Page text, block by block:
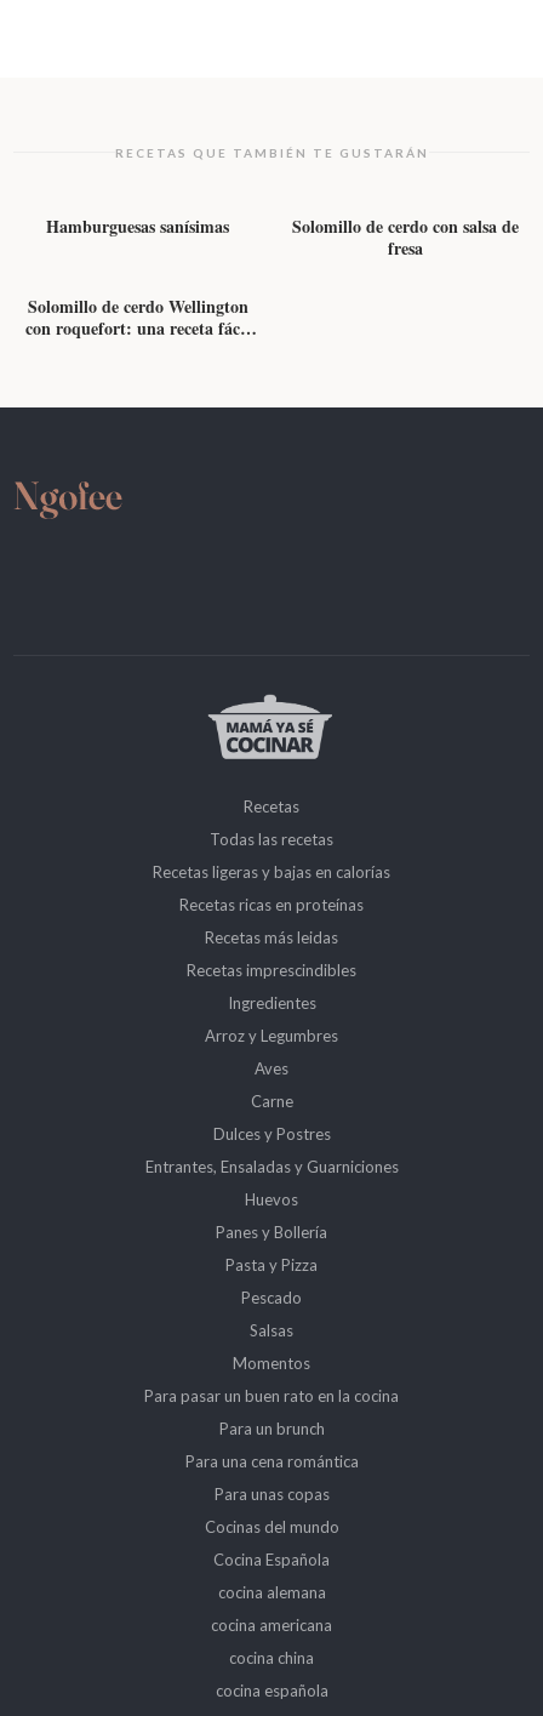
RECETAS QUE TAMBIÉN TE GUSTARÁN
Hamburguesas sanísimas
Solomillo de cerdo con salsa de
fresa
Solomillo de cerdo Wellington
con roquefort: una receta fácil
Recetas
Todas las recetas
Recetas ligeras y bajas en calorías
Recetas ricas en proteínas
Recetas más leidas
Recetas imprescindibles
Ingredientes
Arroz y Legumbres
Aves
Carne
Dulces y Postres
Entrantes, Ensaladas y Guarniciones
Huevos
Panes y Bollería
Pasta y Pizza
Pescado
Salsas
Momentos
Para pasar un buen rato en la cocina
Para un brunch
Para una cena romántica
Para unas copas
Cocinas del mundo
Cocina Española
cocina alemana
cocina americana
cocina china
cocina española